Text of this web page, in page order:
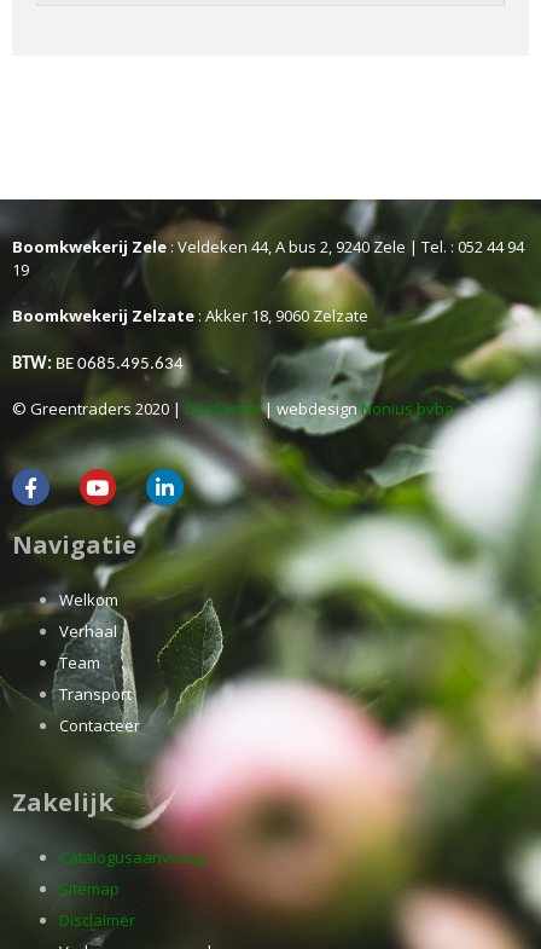
Boomkwekerij Zele: Veldeken 44, A bus 2, 9240 Zele | Tel. : 052 44 94
19
Boomkwekerij Zelzate : Akker 18, 9060 Zelzate
BTW: BE 0685.495.634
© Greentraders 2020 | Disclaimer| webdesignNonius bvba
Navigatie
Welkom
Verhaal
Team
Transport
Contacteer
Zakelijk
Catalogusaanvraag
Sitemap
Disclaimer